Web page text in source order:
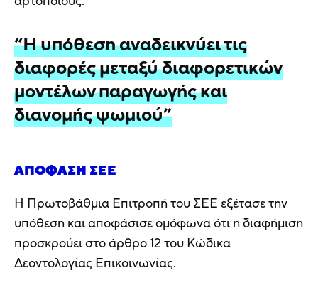
“Η υπόθεση αναδεικνύει τις
διαφορές μεταξύ διαφορετικών
μοντέλων παραγωγής και
διανομής ψωμιού”
ΑΠΌΦΑΣΗ ΣΕΕ
Η Πρωτοβάθμια Επιτροπή του ΣΕΕ εξέτασε την
υπόθεση και αποφάσισε ομόφωνα ότι η διαφήμιση
προσκρούει στο άρθρο 12 του Κώδικα
Δεοντολογίας Επικοινωνίας.